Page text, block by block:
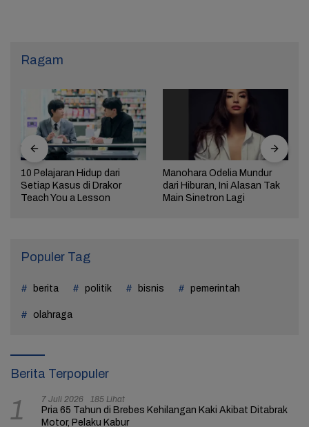
Ragam
10 Pelajaran Hidup dari
Setiap Kasus di Drakor
Teach You a Lesson
Manohara Odelia Mundur
dari Hiburan, Ini Alasan Tak
Main Sinetron Lagi
Populer Tag
berita politik bisnis pemerintah
olahraga
Berita Terpopuler
1 7 Juli 2026 185 Lihat
Pria 65 Tahun di Brebes Kehilangan Kaki Akibat Ditabrak
Motor, Pelaku Kabur